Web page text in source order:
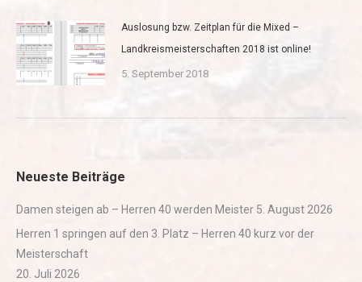
Auslosung bzw. Zeitplan für die Mixed –
Landkreismeisterschaften 2018 ist online!
5. September 2018
Neueste Beiträge
Damen steigen ab – Herren 40 werden Meister 5. August 2026
Herren 1 springen auf den 3. Platz – Herren 40 kurz vor der
Meisterschaft
20. Juli 2026